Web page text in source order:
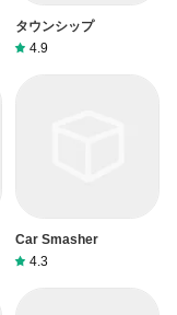
タウンシップ
4.9
Car Smasher
4.3